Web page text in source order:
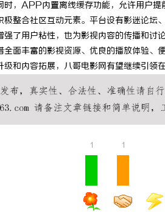
时，APP内置离线缓存功能，允许用户
极整合社区互动元素。平台设有影迷论
强了用户粘性，也为影视内容的传播和讨
全面丰富的影视资源、优良的播放体验
级和内容拓展，八哥电影网有望继续引领
1 1
耐磨改性颗粒：引领新一代材料